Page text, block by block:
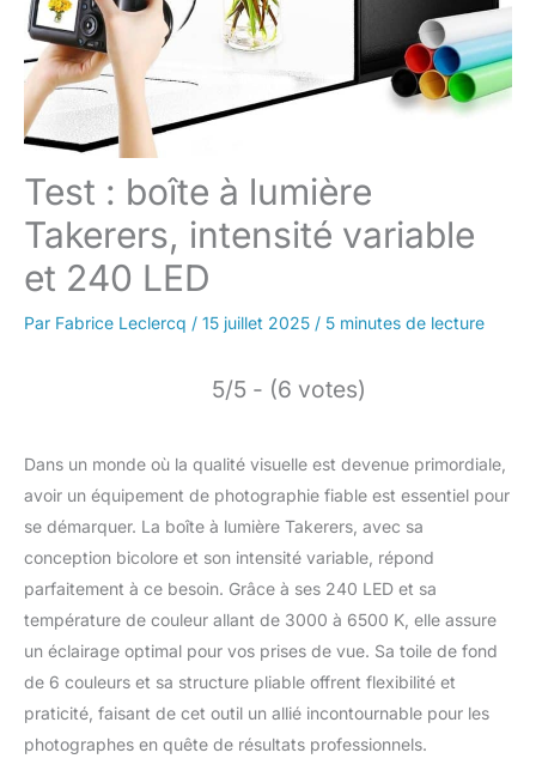
Test : boîte à lumière
Takerers, intensité variable
et 240 LED
Par Fabrice Leclercq / 15 juillet 2025 / 5 minutes de lecture
5/5 - (6 votes)
Dans un monde où la qualité visuelle est devenue primordiale,
avoir un équipement de photographie fiable est essentiel pour
se démarquer. La boîte à lumière Takerers, avec sa
conception bicolore et son intensité variable, répond
parfaitement à ce besoin. Grâce à ses 240 LED et sa
température de couleur allant de 3000 à 6500 K, elle assure
un éclairage optimal pour vos prises de vue. Sa toile de fond
de 6 couleurs et sa structure pliable offrent flexibilité et
praticité, faisant de cet outil un allié incontournable pour les
photographes en quête de résultats professionnels.